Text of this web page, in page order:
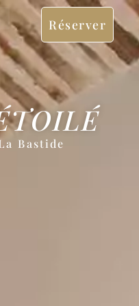
Réserver
Bastide